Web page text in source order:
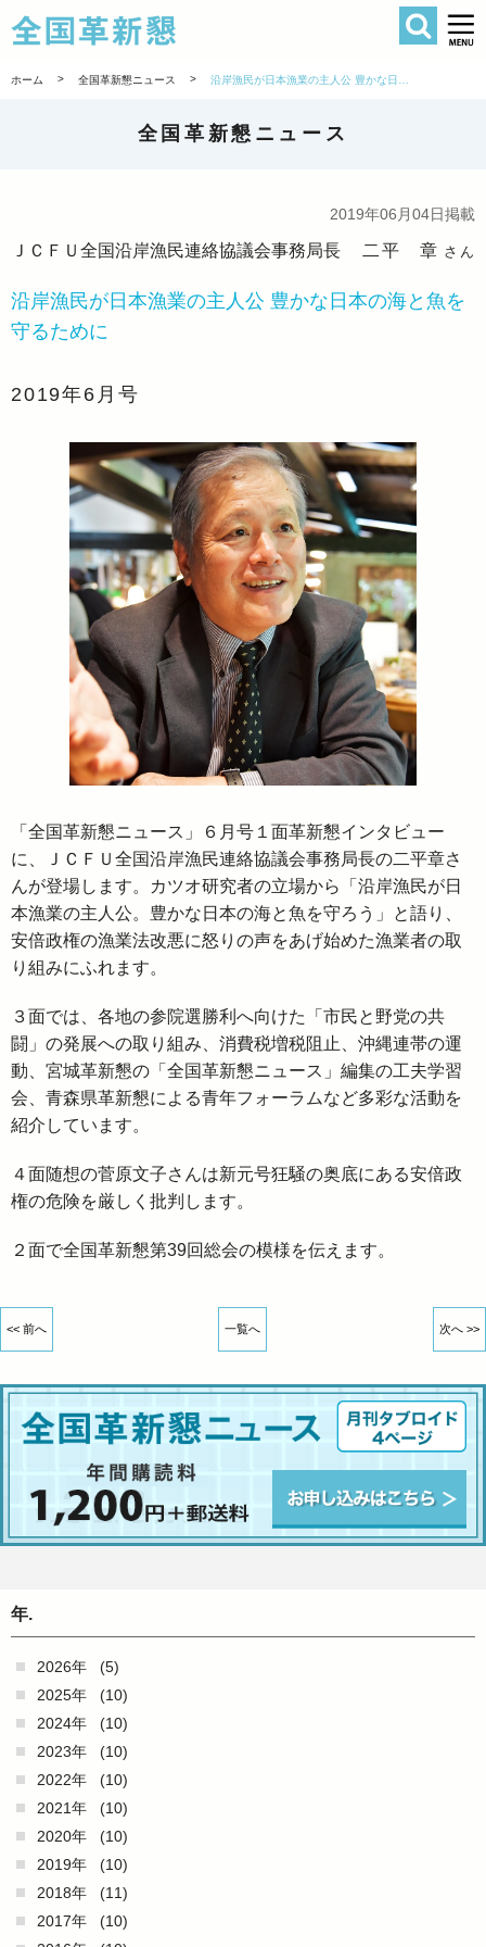
全国革新懇
検索
ホーム > 全国革新懇ニュース >
全国革新懇ニュース
2019年06月04日掲載
ＪＣＦＵ全国沿岸漁民連絡協議会事務局長 二平 章 さん
沿岸漁民が日本漁業の主人公 豊かな日本の海と魚を
守るために
2019年6月号
「全国革新懇ニュース」６月号１面革新懇インタビュー
に、ＪＣＦＵ全国沿岸漁民連絡協議会事務局長の二平章さ
んが登場します。カツオ研究者の立場から「沿岸漁民が日
本漁業の主人公。豊かな日本の海と魚を守ろう」と語り、
安倍政権の漁業法改悪に怒りの声をあげ始めた漁業者の取
り組みにふれます。
３面では、各地の参院選勝利へ向けた「市民と野党の共
闘」の発展への取り組み、消費税増税阻止、沖縄連帯の運
動、宮城革新懇の「全国革新懇ニュース」編集の工夫学習
会、青森県革新懇による青年フォーラムなど多彩な活動を
紹介しています。
４面随想の菅原文子さんは新元号狂騒の奥底にある安倍政
権の危険を厳しく批判します。
２面で全国革新懇第39回総会の模様を伝えます。
<< 前へ 一覧へ 次へ >>
年.
2026年
(5)
2025年
(10)
2024年
(10)
2023年
(10)
2022年
(10)
2021年
(10)
2020年
(10)
2019年
(10)
2018年
(11)
2017年
(10)